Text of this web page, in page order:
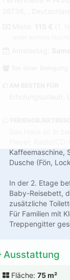
Kaffeemaschine,
Dusche (Fön,
In der 2. Etage
Baby-Reisebett,
zusätzliche
Für Familien mit
Treppengitter
Ausstattung
Fläche: 75 m²